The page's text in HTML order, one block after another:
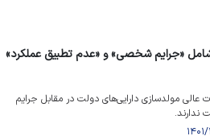
«جرایم شخصی» و «عدم تطبیق عملکرد»
مولدسازی دارایی‌های دولت در مقابل جرایم